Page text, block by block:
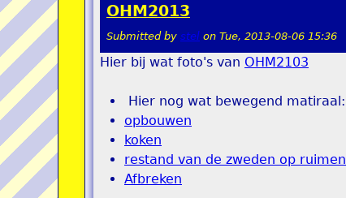
OHM2013
Submitted by stel on Tue, 2013-08-06 15:36
Hier bij wat foto's van OHM2103
Hier nog wat bewegend matiraal:
opbouwen
koken
restand van de zweden op ruimen
Afbreken